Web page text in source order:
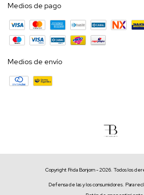
Medios de pago
Medios de envío
Copyright Frida Bonjorn - 2026. Todos los
Defensa de las y los consumidores. Para